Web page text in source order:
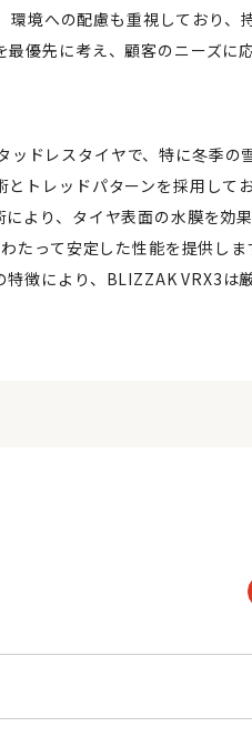
境への配慮も重視しており
優先に考え、顧客のニーズに
ドレスタイヤで、特に冬季
トレッドパターンを採用して
より、タイヤ表面の水膜を効
たって安定した性能を提供し
徴により、BLIZZAK VRX3は